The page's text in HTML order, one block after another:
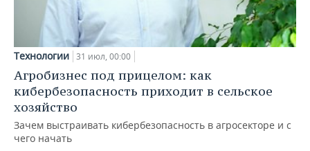
Технологии 31 июл, 00:00
Агробизнес под прицелом: как
кибербезопасность приходит в сельское
хозяйство
Зачем выстраивать кибербезопасность в агросекторе и с
чего начать